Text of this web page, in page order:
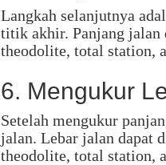
Langkah selanjutnya
titik akhir. Panjang jalan
theodolite, total station,
6. Mengukur
Setelah mengukur
jalan. Lebar jalan dapat
theodolite, total station,